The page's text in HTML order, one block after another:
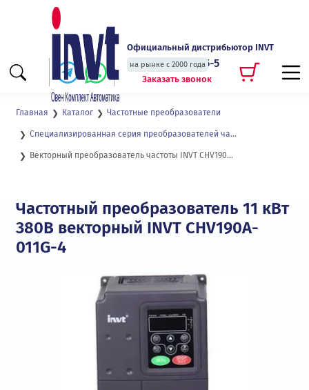
Официальный дистрибьютор INVT
на рынке с 2000 года
+7 (495) 135-135-5
Заказать звонок
Главная Каталог Частотные преобразователи
Специализированная серия преобразователей частоты для подъемных кранов и механизмов CHV190
Векторный преобразователь частоты INVT CHV190A-011G-4
Частотный преобразователь 11 кВт
380В векторный INVT CHV190A-
011G-4